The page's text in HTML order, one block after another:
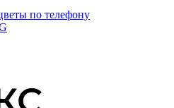
по телефону